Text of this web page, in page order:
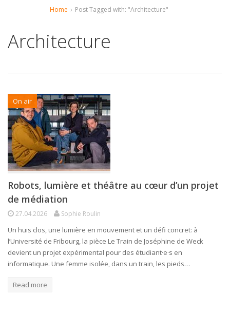
Home › Post Tagged with: "Architecture"
Architecture
On air
Robots, lumière et théâtre au cœur d’un projet
de médiation
27.04.2026 Sophie Roulin
Un huis clos, une lumière en mouvement et un défi concret: à
l’Université de Fribourg, la pièce Le Train de Joséphine de Weck
devient un projet expérimental pour des étudiant·e·s en
informatique. Une femme isolée, dans un train, les pieds…
Read more